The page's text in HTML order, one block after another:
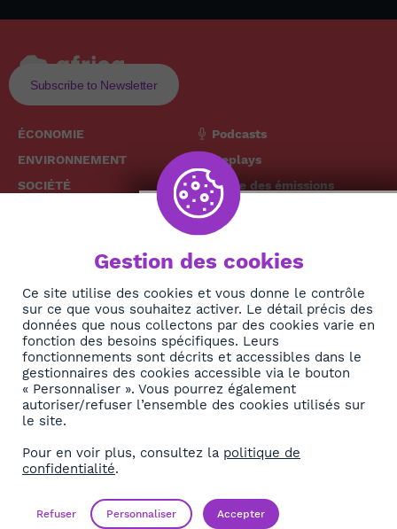
Subscribe to Newsletter
ÉCONOMIE
ENVIRONNEMENT
SOCIÉTÉ
DIASPORA
REJOIGNEZ-NOUS
Podcasts
Replays
Grille des émissions
À propos
Politique de confidentialité
The African
News Hub
NEWSLETTER
S'abonner
Gestion des cookies
Ce site utilise des cookies et vous donne le contrôle
sur ce que vous souhaitez activer. Le détail précis des
données que nous collectons par des cookies varie en
fonction des besoins spécifiques. Leurs
fonctionnements sont décrits et accessibles dans le
gestionnaires des cookies accessible via le bouton
« Personnaliser ». Vous pourrez également
autoriser/refuser l’ensemble des cookies utilisés sur
le site.
Pour en voir plus, consultez la politique de
confidentialité.
Refuser Personnaliser Accepter